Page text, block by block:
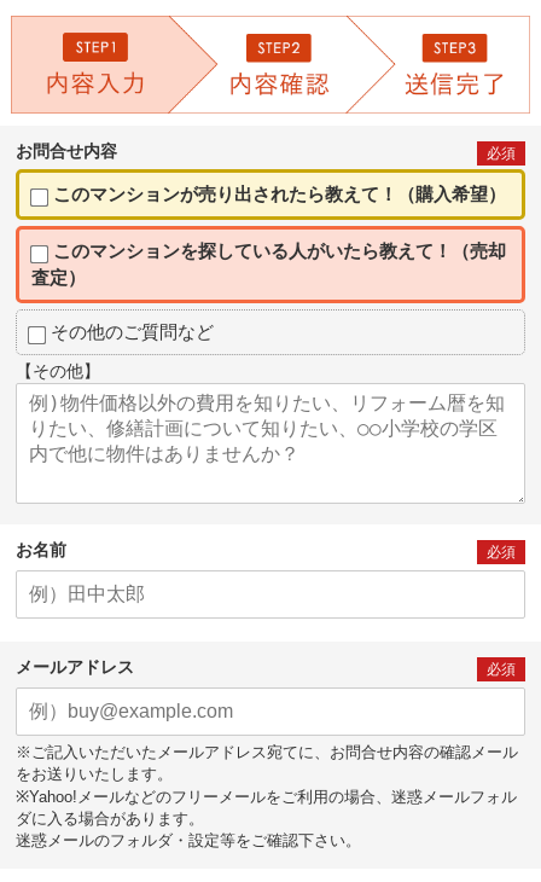
お問合せ内容 必須
このマンションが売り出されたら教えて！（購入希望）
このマンションを探している人がいたら教えて！（売却
査定）
その他のご質問など
【その他】
お名前 必須
メールアドレス 必須
※ご記入いただいたメールアドレス宛てに、お問合せ内容の確認メール
をお送りいたします。
※Yahoo!メールなどのフリーメールをご利用の場合、迷惑メールフォル
ダに入る場合があります。
迷惑メールのフォルダ・設定等をご確認下さい。